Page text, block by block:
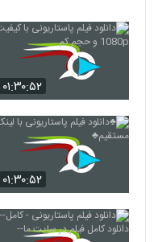
۰۱:۳۰:۵۲
۰۱:۳۰:۵۲